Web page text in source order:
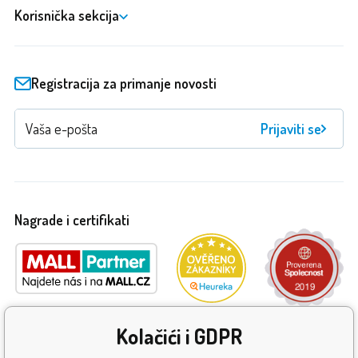
Korisnička sekcija
Registracija za primanje novosti
Prijaviti se
Nagrade i certifikati
Kolačići i GDPR